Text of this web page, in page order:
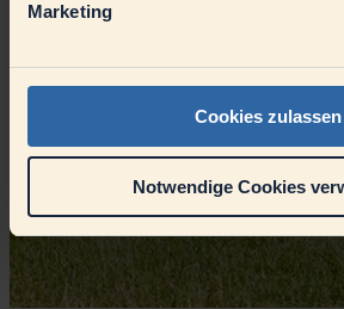
Marketing
Cookies zulassen
Notwendige Cookies